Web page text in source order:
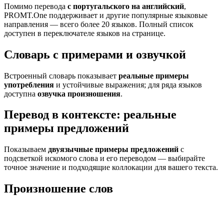
Помимо перевода с португальского на английский,
PROMT.One поддерживает и другие популярные языковые
направления — всего более 20 языков. Полный список
доступен в переключателе языков на странице.
Словарь с примерами и озвучкой
Встроенный словарь показывает реальные примеры
употребления и устойчивые выражения; для ряда языков
доступна озвучка произношения.
Перевод в контексте: реальные
примеры предложений
Показываем двуязычные примеры предложений с
подсветкой искомого слова и его переводом — выбирайте
точное значение и подходящие коллокации для вашего текста.
Произношение слов